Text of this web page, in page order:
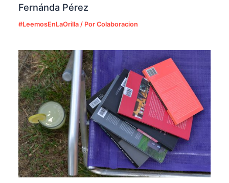
Fernánda Pérez
#LeemosEnLaOrilla / PorColaboracion